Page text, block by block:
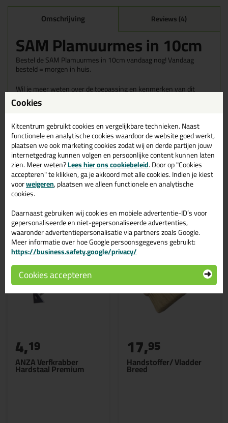
Omschrijving Reviews (4)
SAM Plamuurmes in 10cm
Bestel de SAM Plamuurmes in 10cm vandaag nog! Vandaag
besteld = morgen in huis.
Wil je meer weten over de toepassing en kenmerken van dit
product?
Tips & tricks voor SAM Plamuurmes
In de volgende blogs wordt dit product gebruikt:
Kimband aanbrengen, hoe doe ik dat?
Muur impregneren, hoe doe ik dat?
Tegels voegen met een epoxy voegmiddel
Gerelateerde producten
ANZA Verfkrabber
Hardstaal Premium
4,19
Handstoffer/ Vladder
Breed
17,95
Cookies
Kitcentrum gebruikt cookies en vergelijkbare technieken. Naast
functionele en analytische cookies waardoor de website goed werkt,
plaatsen we ook marketing cookies zodat wij en derde partijen jouw
internetgedrag kunnen volgen en persoonlijke content kunnen laten
zien. Meer weten?Lees hier ons cookiebeleid. Door op "Cookies
accepteren" te klikken, ga je akkoord met alle cookies. Indien je kiest
voorweigeren, plaatsen we alleen functionele en analytische
cookies.
Daarnaast gebruiken wij cookies en mobiele advertentie-ID’s voor
gepersonaliseerde en niet-gepersonaliseerde advertenties,
waaronder advertentiepersonalisatie via partners zoals Google.
Meer informatie over hoe Google persoonsgegevens gebruikt:
https://business.safety.google/privacy/
Cookies accepteren